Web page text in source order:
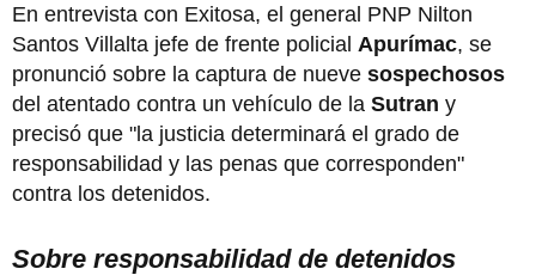
En entrevista con Exitosa, el general PNP Nilton
Santos Villalta jefe de frente policial Apurímac, se
pronunció sobre la captura de nueve sospechosos
del atentado contra un vehículo de la Sutran y
precisó que "la justicia determinará el grado de
responsabilidad y las penas que corresponden"
contra los detenidos.
Sobre responsabilidad de detenidos